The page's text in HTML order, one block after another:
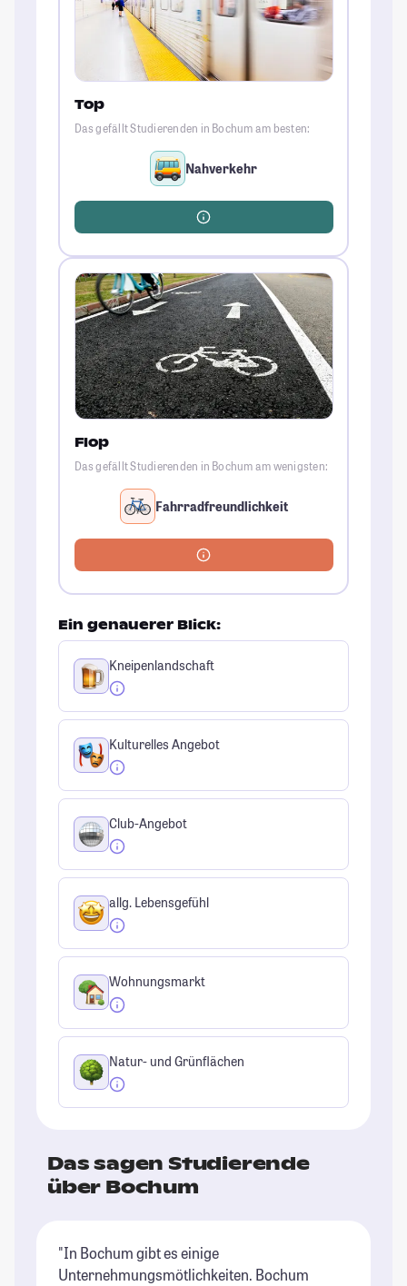
Top
Das gefällt Studierenden in Bochum am besten:
Nahverkehr
Flop
Das gefällt Studierenden in Bochum am wenigsten:
Fahrradfreundlichkeit
Ein genauerer Blick:
Kneipenlandschaft
Kulturelles Angebot
Club-Angebot
allg. Lebensgefühl
Wohnungsmarkt
Natur- und Grünflächen
Das sagen Studierende
über Bochum
"In Bochum gibt es einige
Unternehmungsmötlichkeiten. Bochum